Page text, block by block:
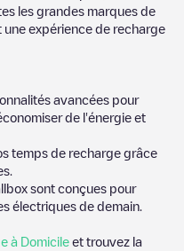
les grandes marques de
expérience de recharge
avancées pour
de l'énergie et
temps de recharge grâce
sont conçues pour
électriques de demain.
à Domicile et trouvez la